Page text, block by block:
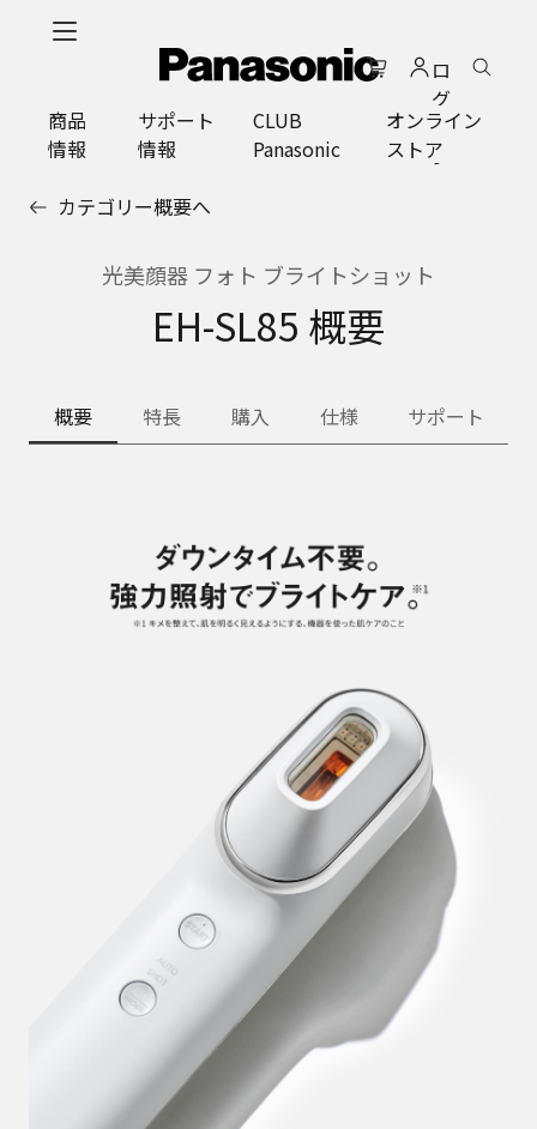
ロ
グ
イ
ン
商品
情報
サポート
情報
CLUB
Panasonic
オンライン
ストア
カテゴリー概要へ
光美顔器 フォト ブライトショット
EH-SL85 概要
概要 特長 購入 仕様 サポート